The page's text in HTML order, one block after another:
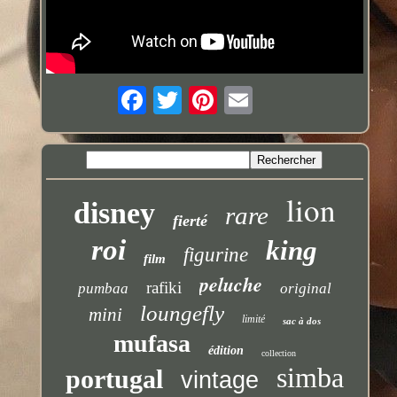
disney fierté rare lion
roi film figurine king
pumbaa rafiki peluche original
mini loungefly limité sac à dos
mufasa édition collection
portugal vintage simba